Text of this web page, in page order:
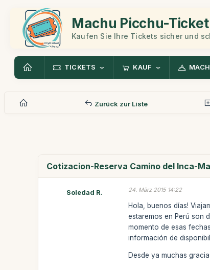
Machu Picchu-Ticket
Kaufen Sie Ihre Tickets sicher und
TICKETS KAUF
Zurück zur Liste
Cotizacion-Reserva Camino del Inca-
Soledad R. 24. März 2015 14:22
Hola, buenos días!
estaremos en Perú son
momento de esas
información de
Desde ya muchas